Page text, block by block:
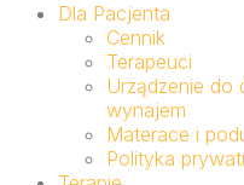
Dla Pacjenta
Cennik
Terapeuci
Urządzenie do
wynajem
Materace i
Polityka